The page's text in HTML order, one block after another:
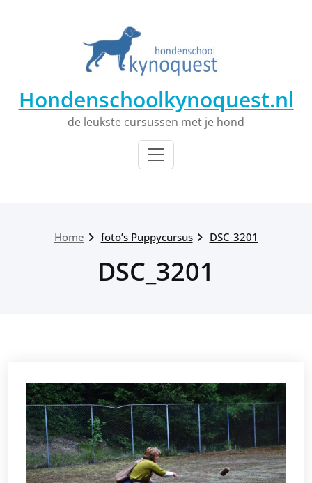
Hondenschoolkynoquest.nl
de leukste cursussen met je hond
Home foto’s Puppycursus DSC_3201
DSC_3201